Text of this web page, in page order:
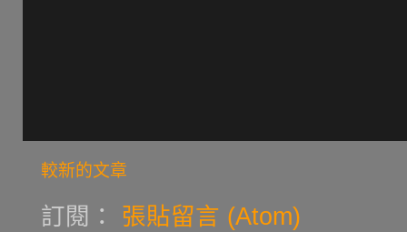
較新的文章
訂閱： 張貼留言 (Atom)